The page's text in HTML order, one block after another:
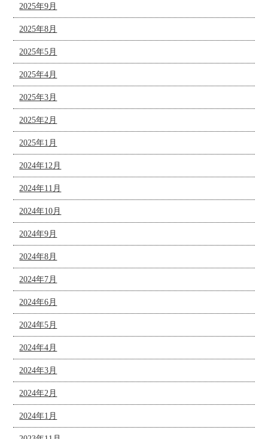
2025年9月
2025年8月
2025年5月
2025年4月
2025年3月
2025年2月
2025年1月
2024年12月
2024年11月
2024年10月
2024年9月
2024年8月
2024年7月
2024年6月
2024年5月
2024年4月
2024年3月
2024年2月
2024年1月